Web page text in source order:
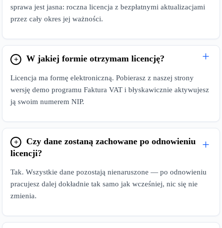
sprawa jest jasna: roczna licencja z bezpłatnymi aktualizacjami
przez cały okres jej ważności.
W jakiej formie otrzymam licencję?
Licencja ma formę elektroniczną. Pobierasz z naszej strony
wersję demo programu Faktura VAT i błyskawicznie aktywujesz
ją swoim numerem NIP.
Czy dane zostaną zachowane po odnowieniu
licencji?
Tak. Wszystkie dane pozostają nienaruszone — po odnowieniu
pracujesz dalej dokładnie tak samo jak wcześniej, nic się nie
zmienia.